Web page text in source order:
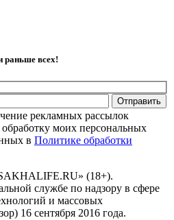
раньше всех!
Отправить
рекламных рассылок
моих персональных
в Политике обработки
(18+).
службе по надзору в сфере
и массовых
16 сентября 2016 года.